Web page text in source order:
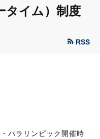
タイム）制度
RSS
パラリンピック開催時